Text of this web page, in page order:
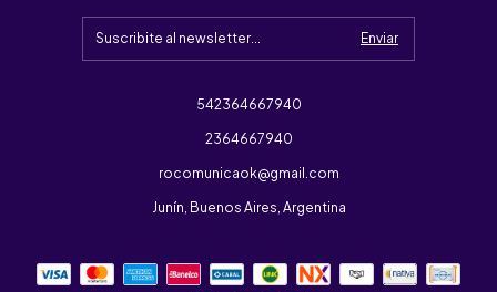
542364667940
2364667940
rocomunicaok@gmail.com
Junín, Buenos Aires, Argentina